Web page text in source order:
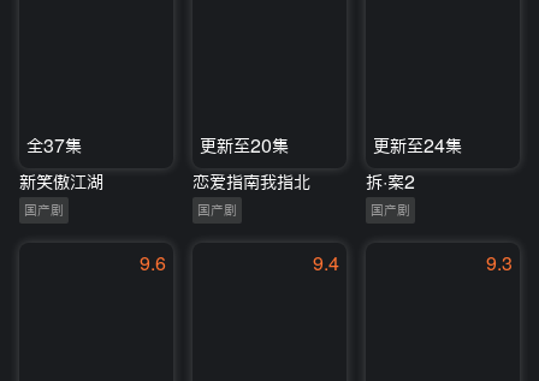
全37集
新笑傲江湖
国产剧
更新至20集
恋爱指南我指北
国产剧
更新至24集
拆·案2
国产剧
9.6 9.4 9.3